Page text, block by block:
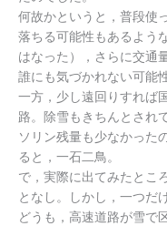
何故かというと，普段使
落ちる可能性もあるよう
はなった），さらに交通
誰にも気づかれない可能
一方，少し遠回りすれば
路。除雪もきちんとされ
ソリン残量も少なかった
ると，一石二鳥。
で，実際に出てみたとこ
となし。しかし，一つだ
どうも，高速道路が雪で